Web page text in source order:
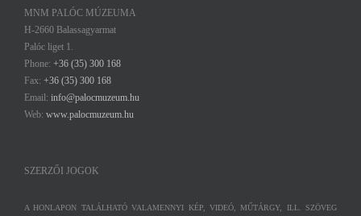
MNM PALÓC MÚZEUMA
H-2660 Balassagyarmat
Palóc liget 1.
Phone: +36 (35) 300 168
Fax: +36 (35) 300 168
Email: info@palocmuzeum.hu
Web: www.palocmuzeum.hu
SZERZŐI JOGOK
A HONLAPON TALÁLHATÓ VALAMENNYI KÉP, VIDEÓ, MŰTÁRGY, ILL. SZÖVEG